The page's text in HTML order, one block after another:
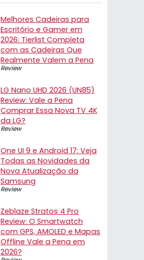
Melhores Cadeiras para
Escritório e Gamer em
2026: Tierlist Completa
com as Cadeiras Que
Realmente Valem a Pena
Review
LG Nano UHD 2026 (UN85)
Review: Vale a Pena
Comprar Essa Nova TV 4K
da LG?
Review
One UI 9 e Android 17: Veja
Todas as Novidades da
Nova Atualização da
Samsung
Review
Zeblaze Stratos 4 Pro
Review: O Smartwatch
com GPS, AMOLED e Mapas
Offline Vale a Pena em
2026?